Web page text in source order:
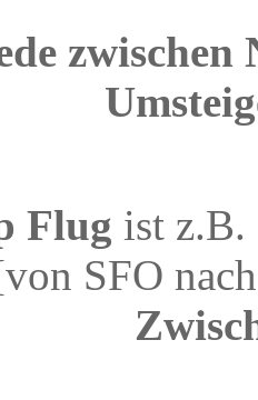
Flug ist z.B.
SFO